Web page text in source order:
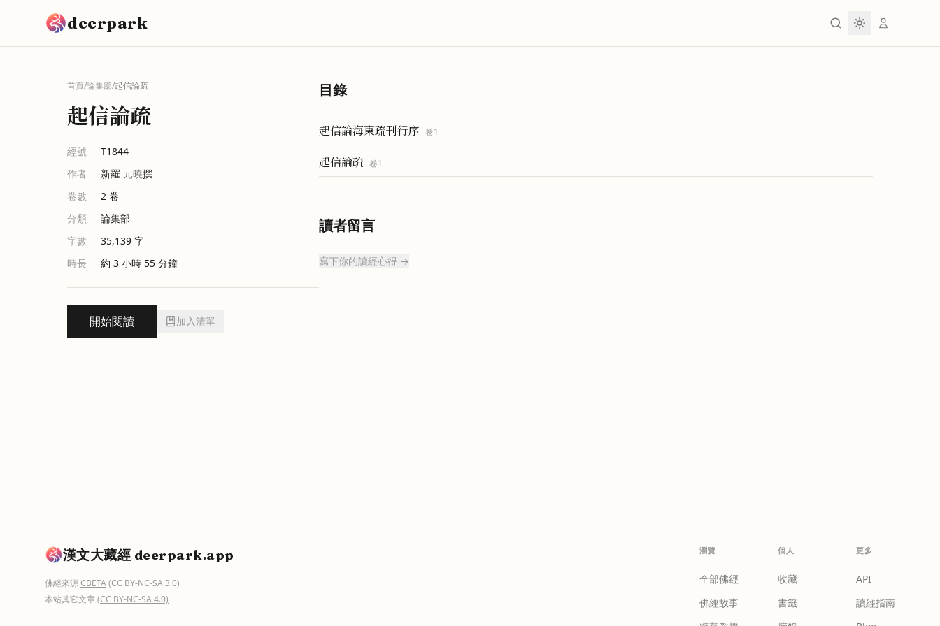
deerpark
首頁/論集部/起信論疏
起信論疏
經號
T1844
作者
新羅 元曉撰
卷數
2 卷
分類
論集部
字數
35,139 字
時長
約 3 小時 55 分鐘
開始閱讀 加入清單
目錄
起信論海東疏刊行序 卷1
起信論疏 卷1
讀者留言
寫下你的讀經心得 →
漢文大藏經 deerpark.app
佛經來源CBETA(CC BY-NC-SA 3.0)
本站其它文章(CC BY-NC-SA 4.0)
瀏覽
全部佛經
佛經故事
個人
收藏
書籤
更多
API
讀經指南